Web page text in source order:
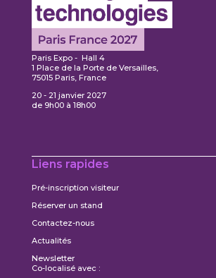
Paris Expo - Hall 4
1 Place de la Porte de Versailles,
75015 Paris, France
20 - 21 janvier 2027
de 9h00 à 18h00
Liens rapides
Pré-inscription visiteur
Réserver un stand
Contactez-nous
Actualités
Newsletter
Co-localisé avec :